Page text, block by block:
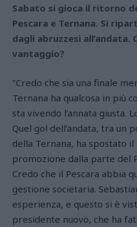
Sabato si gioca il ritorno
Pescara e Ternana. Si
dagli abruzzesi
vantaggio?
"Credo che sia una finale
Ternana ha qualcosa in più
sta vivendo l’annata giusta.
Quel gol dell’andata, tra un
della Ternana, ha spostato
promozione dalla parte del
Credo che il Pescara abbia
gestione societaria.
esperienza, e questo si è
presidente nuovo, che ha